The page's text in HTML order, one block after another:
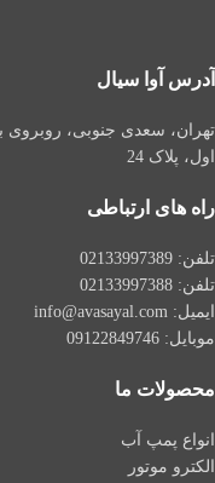
آدرس آوا سیال
تهران، سعدی جنوبی،
اول، پلاک 24
راه های ارتباطی
تلفن: 021 33997389
تلفن:
ایمیل: info@avasayal.com
موبایل: 09122849746
محصولات ما
انواع پمپ آب
الکترو موتور